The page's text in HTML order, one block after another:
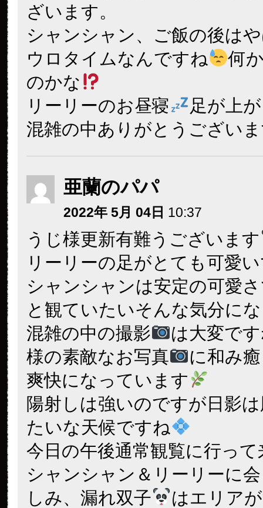
ざいます。
シャンシャン、ご飯の後は
ウロタイムなんですね
何
のかな
リーリーのお昼寝
足が上
混雑の中ありがとうござい
亜蘭のパパ
2022年 5月 04日 10:37
うじ様更新有難うございます
リーリーの足がとても可愛
シャンシャンは安定の可愛
と観ていたいそんな気分に
混雑の中の撮影
は大変で
様の素敵なお写真
に和み
爽快になっています
陽射しは強いのですが日影
たいな天候ですね
今日の午後通常観覧に行って
シャンシャン＆リーリーに
しみ、漏れ双子
はエリア